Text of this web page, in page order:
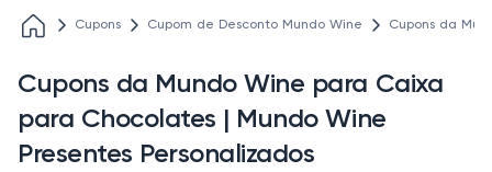
Cupons Cupom de Desconto Mundo Wine Cupons da
Cupons da Mundo Wine para Caixa
para Chocolates | Mundo Wine
Presentes Personalizados